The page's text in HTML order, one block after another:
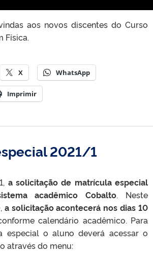
aos novos discentes do Curso
Física.
X WhatsApp
Imprimir
2021/1
a solicitação de matrícula especial
acadêmico Cobalto. Neste
a solicitação acontecerá nos dias 10
calendário acadêmico. Para
especial o aluno deverá acessar o
através do menu: